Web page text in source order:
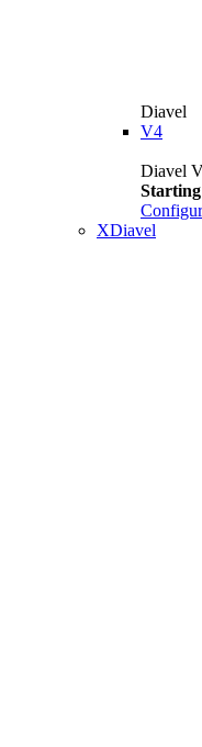
Diavel
V4
Diavel
XDiavel